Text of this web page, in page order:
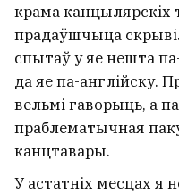
крама канцылярскіх
прадаўшчыца
спытаў у яе нешта
да яе па-англійску.
вельмі гаворыць, а
праблематычная
канцтавары.
У астатніх месцах я